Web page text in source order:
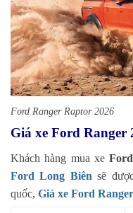
Ford Ranger Raptor 2026
Giá xe Ford Ranger
Khách hàng mua xe
Ford Long Biên sẽ
quốc, Giá xe Ford